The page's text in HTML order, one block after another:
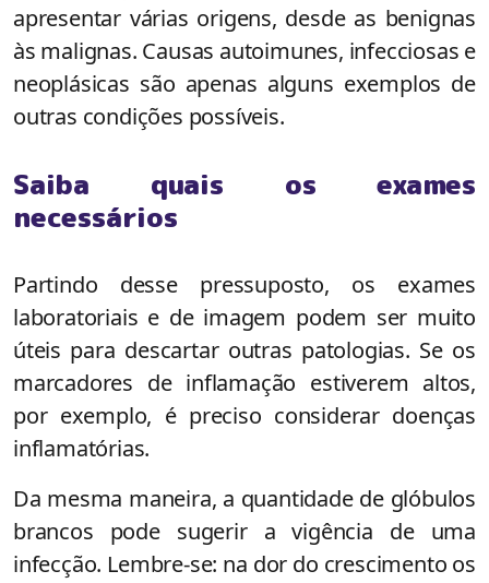
apresentar várias origens, desde as benignas
às malignas. Causas autoimunes, infecciosas e
neoplásicas são apenas alguns exemplos de
outras condições possíveis.
Saiba quais os exames
necessários
Partindo desse pressuposto, os exames
laboratoriais e de imagem podem ser muito
úteis para descartar outras patologias. Se os
marcadores de inflamação estiverem altos,
por exemplo, é preciso considerar doenças
inflamatórias.
Da mesma maneira, a quantidade de glóbulos
brancos pode sugerir a vigência de uma
infecção. Lembre-se: na dor do crescimento os